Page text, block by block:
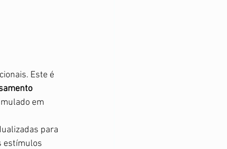
Este é
em
para
estímulos